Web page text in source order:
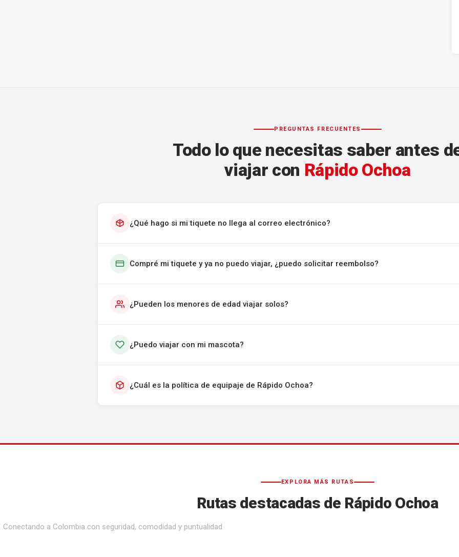
PREGUNTAS FRECUENTES
Todo lo que necesitas saber antes
viajar con Rápido Ochoa
¿Qué hago si mi tiquete no llega al correo electrónico?
Compré mi tiquete y ya no puedo viajar, ¿puedo solicitar reembolso?
¿Pueden los menores de edad viajar solos?
¿Puedo viajar con mi mascota?
¿Cuál es la política de equipaje de Rápido Ochoa?
EXPLORA MÁS RUTAS
Rutas destacadas de Rápido Ochoa
Conectando a Colombia con seguridad, comodidad y puntualidad